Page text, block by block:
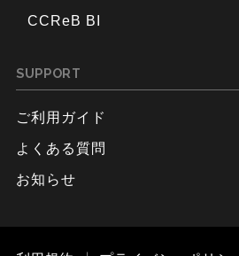
CCReB BI
SUPPORT
ご利用ガイド
よくある質問
お知らせ